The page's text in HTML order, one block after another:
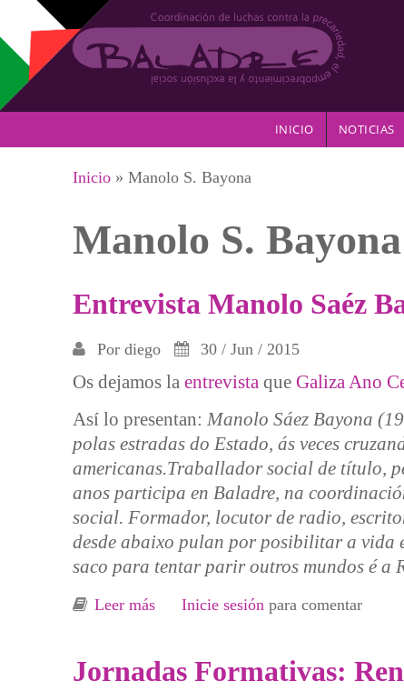
Pasar al contenido principal
INICIO NOTICIAS
Se encuentra usted aquí
Inicio » Manolo S. Bayona
Manolo S. Bayona
Entrevista Manolo Saéz
Por diego 30 / Jun / 2015
Os dejamos la entrevista que Galiza Ano
Así lo presentan: Manolo Sáez Bayona
polas estradas do Estado, ás veces
americanas.Traballador social de título,
anos participa en Baladre, na
social. Formador, locutor de radio,
desde abaixo pulan por posibilitar a vida
saco para tentar parir outros mundos é a
Leer más sobre Entrevista Manolo Saéz
Inicie sesiónpara comentar
Jornadas Formativas: